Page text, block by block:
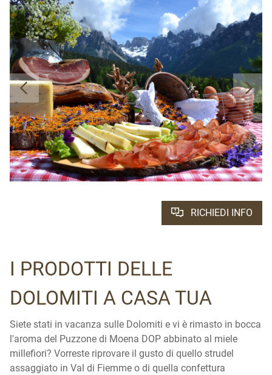
RICHIEDI INFO
I PRODOTTI DELLE
DOLOMITI A CASA TUA
Siete stati in vacanza sulle Dolomiti e vi è rimasto in bocca
l'aroma del Puzzone di Moena DOP abbinato al miele
millefiori? Vorreste riprovare il gusto di quello strudel
assaggiato in Val di Fiemme o di quella confettura